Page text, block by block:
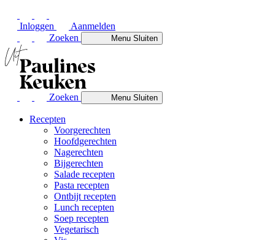
Inloggen
Aanmelden
Zoeken
MenuSluiten
Zoeken MenuSluiten
Recepten
Voorgerechten
Hoofdgerechten
Nagerechten
Bijgerechten
Salade recepten
Pasta recepten
Ontbijt recepten
Lunch recepten
Soep recepten
Vegetarisch